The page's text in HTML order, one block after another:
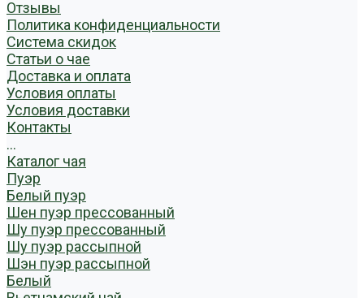
Отзывы
Политика конфиденциальности
Система скидок
Статьи о чае
Доставка и оплата
Условия оплаты
Условия доставки
Контакты
...
Каталог чая
Пуэр
Белый пуэр
Шен пуэр прессованный
Шу пуэр прессованный
Шу пуэр рассыпной
Шэн пуэр рассыпной
Белый